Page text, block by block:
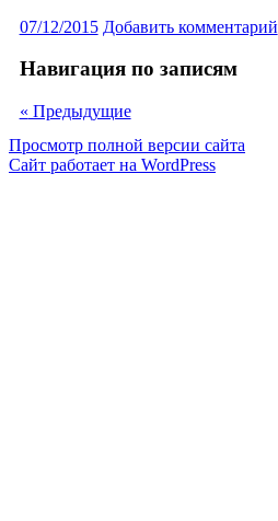
07/12/2015 Добавить комментарий
Навигация по записям
« Предыдущие
Просмотр полной версии сайта
Сайт работает на WordPress